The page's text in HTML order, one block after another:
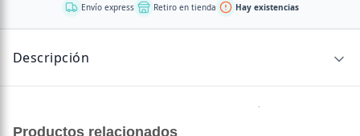
Envío express Retiro en tienda Hay existencias
Descripción
es una creación artesanal
que rinde homenaje al sabor natural y reconfortante de la
Productos relacionados